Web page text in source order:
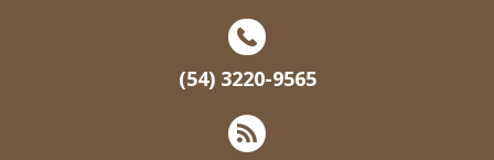
(54) 3220-9565